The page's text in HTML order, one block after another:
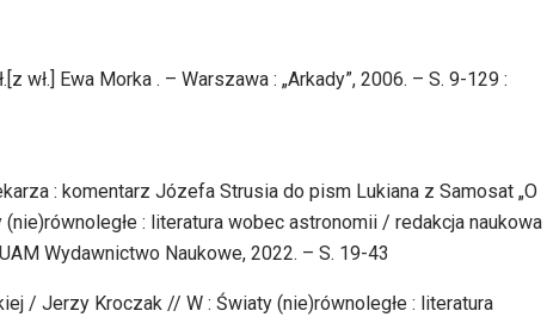
wł.] Ewa Morka . – Warszawa : „Arkady”, 2006. – S. 9-129 :
: komentarz Józefa Strusia do pism Lukiana z Samosat „O
: literatura wobec astronomii / redakcja naukowa
Wydawnictwo Naukowe, 2022. – S. 19-43
/ Jerzy Kroczak // W : Światy (nie)równoległe : literatura